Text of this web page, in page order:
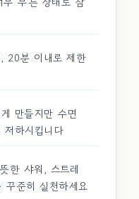
20분 이내로 제한
만들지만 수면
하시킵니다
한 샤워, 스트레
준히 실천하세요